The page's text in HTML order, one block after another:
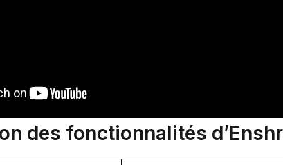
des fonctionnalités